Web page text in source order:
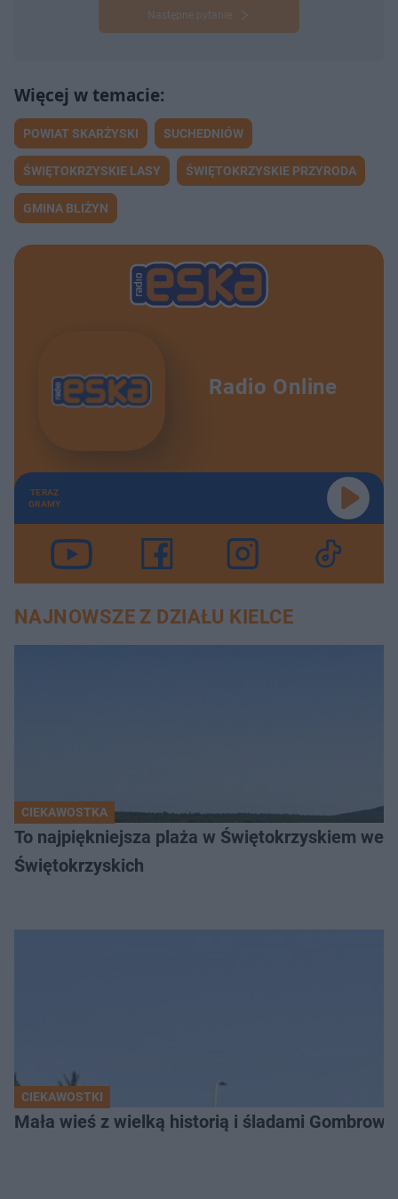
Następne pytanie
POWIAT SKARŻYSKI SUCHEDNIÓW
ŚWIĘTOKRZYSKIE LASY ŚWIĘTOKRZYSKIE PRZYRODA
GMINA BLIŻYN
Radio Online
TERAZ
GRAMY
NAJNOWSZE Z DZIAŁU KIELCE
CIEKAWOSTKA
To najpiękniejsza plaża w Świętokrzyskiem
Świętokrzyskich
CIEKAWOSTKI
Mała wieś z wielką historią i śladami